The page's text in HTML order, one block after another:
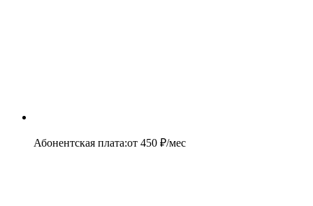
Абонентская плата:от 450 ₽/мес